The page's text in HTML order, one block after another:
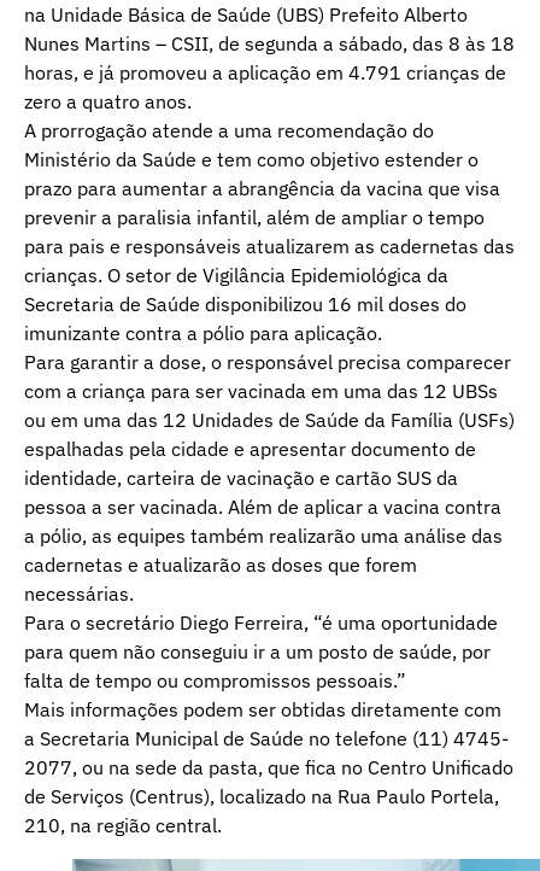
na Unidade Básica de Saúde (UBS) Prefeito Alberto
Nunes Martins – CSII, de segunda a sábado, das 8 às 18
horas, e já promoveu a aplicação em 4.791 crianças de
zero a quatro anos.
A prorrogação atende a uma recomendação do
Ministério da Saúde e tem como objetivo estender o
prazo para aumentar a abrangência da vacina que visa
prevenir a paralisia infantil, além de ampliar o tempo
para pais e responsáveis atualizarem as cadernetas das
crianças. O setor de Vigilância Epidemiológica da
Secretaria de Saúde disponibilizou 16 mil doses do
imunizante contra a pólio para aplicação.
Para garantir a dose, o responsável precisa comparecer
com a criança para ser vacinada em uma das 12 UBSs
ou em uma das 12 Unidades de Saúde da Família (USFs)
espalhadas pela cidade e apresentar documento de
identidade, carteira de vacinação e cartão SUS da
pessoa a ser vacinada. Além de aplicar a vacina contra
a pólio, as equipes também realizarão uma análise das
cadernetas e atualizarão as doses que forem
necessárias.
Para o secretário Diego Ferreira, “é uma oportunidade
para quem não conseguiu ir a um posto de saúde, por
falta de tempo ou compromissos pessoais.”
Mais informações podem ser obtidas diretamente com
a Secretaria Municipal de Saúde no telefone (11) 4745-
2077, ou na sede da pasta, que fica no Centro Unificado
de Serviços (Centrus), localizado na Rua Paulo Portela,
210, na região central.